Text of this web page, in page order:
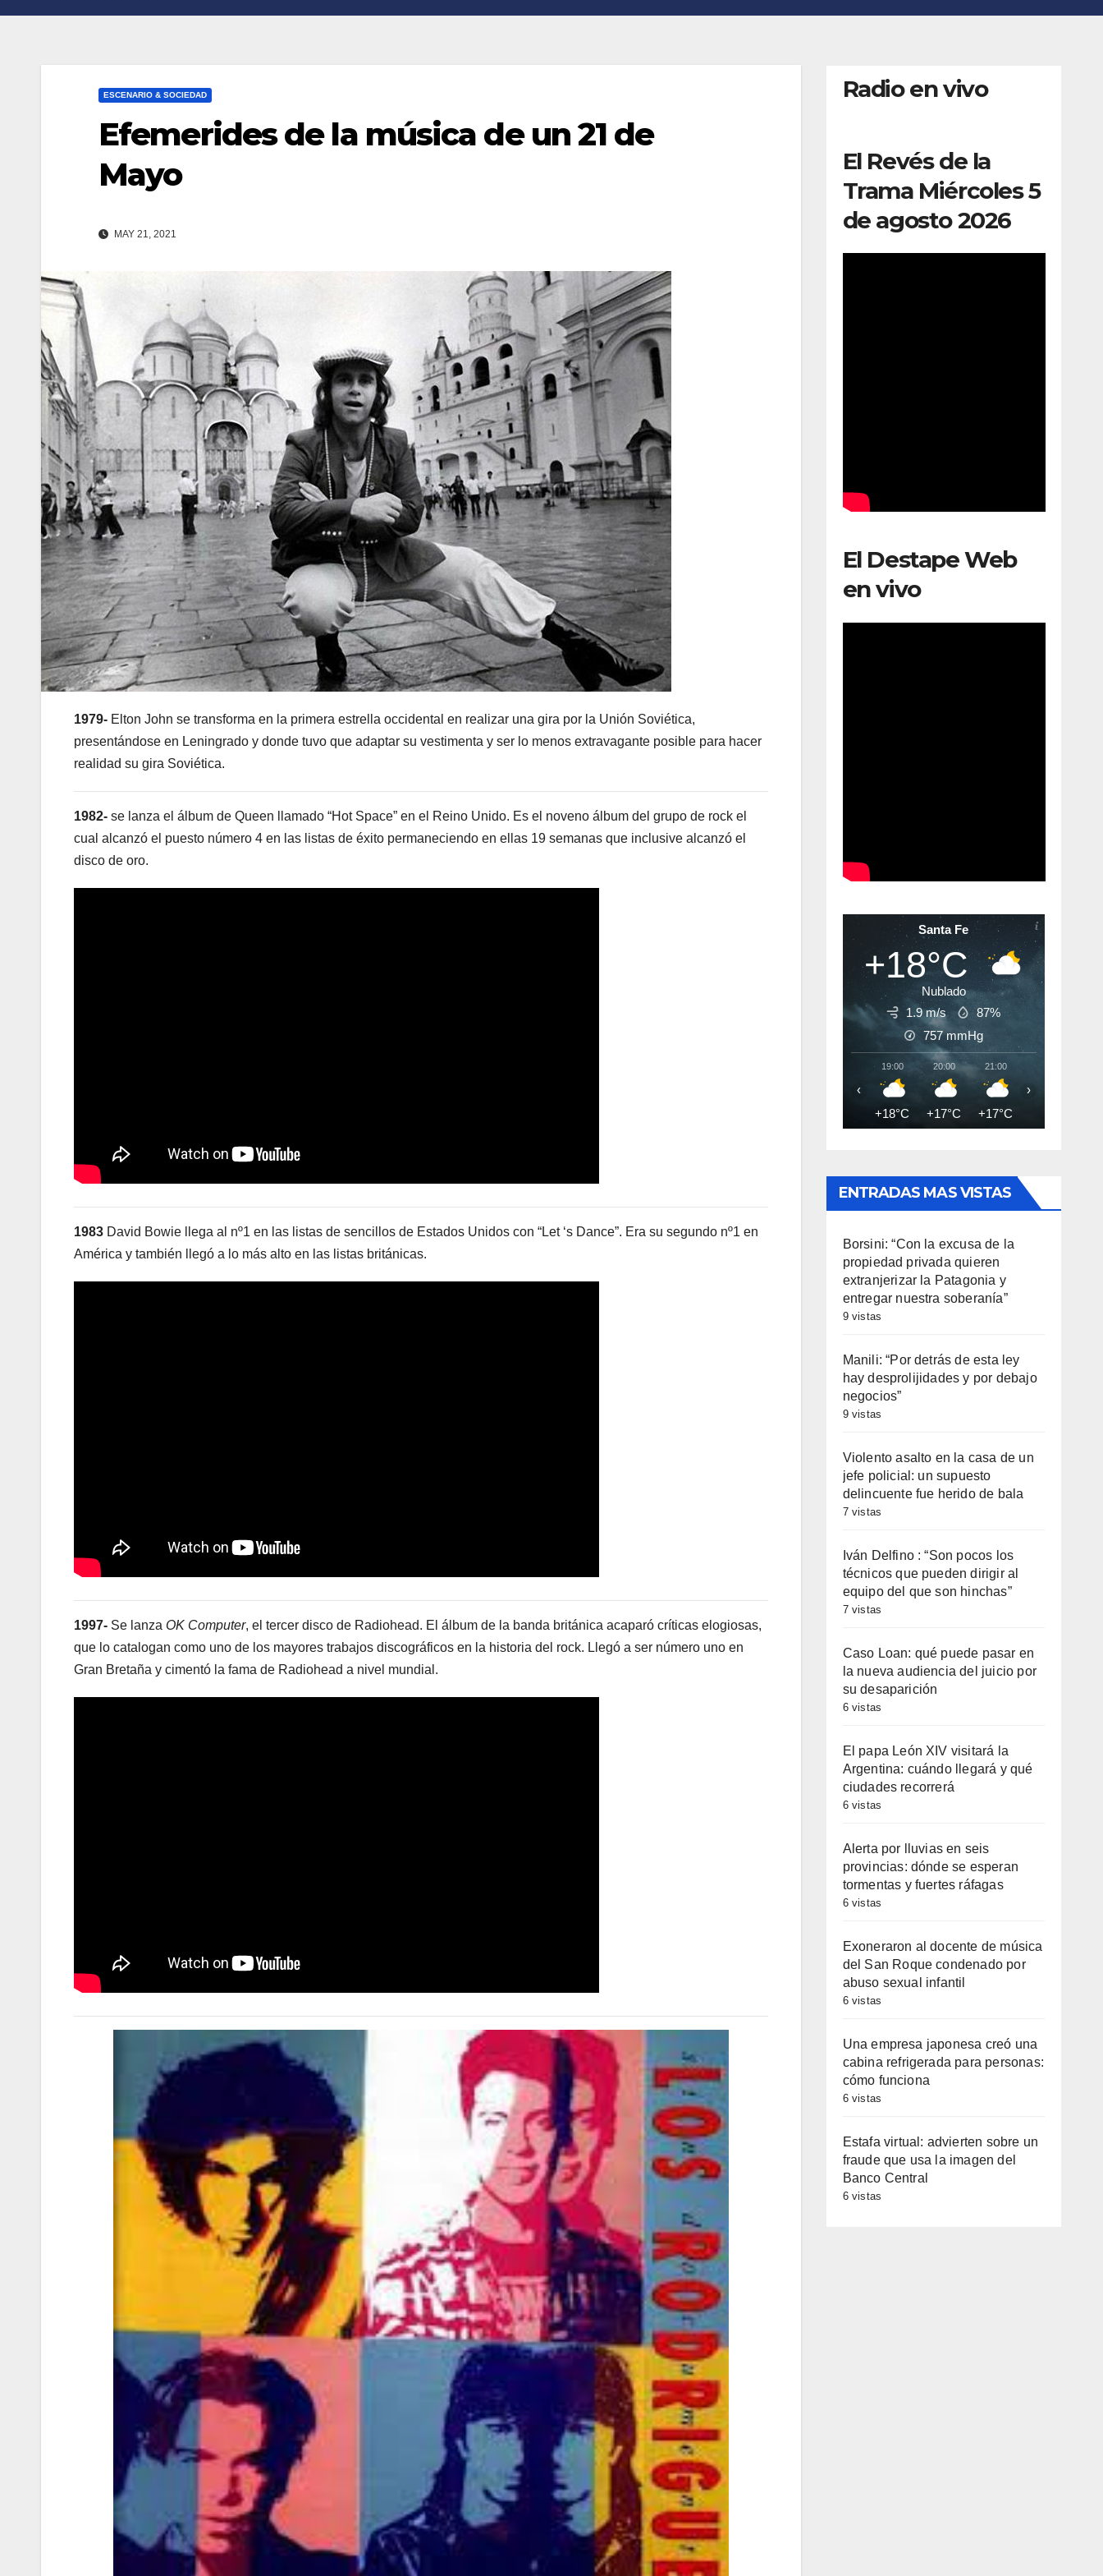
ESCENARIO & SOCIEDAD
Efemerides de la música de un 21 de
Mayo
MAY 21, 2021
1979- Elton John se transforma en la primera estrella occidental en realizar una gira por la Unión Soviética,
presentándose en Leningrado y donde tuvo que adaptar su vestimenta y ser lo menos extravagante posible para hacer
realidad su gira Soviética.
1982- se lanza el álbum de Queen llamado “Hot Space” en el Reino Unido. Es el noveno álbum del grupo de rock el
cual alcanzó el puesto número 4 en las listas de éxito permaneciendo en ellas 19 semanas que inclusive alcanzó el
disco de oro.
1983 David Bowie llega al nº1 en las listas de sencillos de Estados Unidos con “Let ‘s Dance”. Era su segundo nº1 en
América y también llegó a lo más alto en las listas británicas.
1997- Se lanza OK Computer, el tercer disco de Radiohead. El álbum de la banda británica acaparó críticas elogiosas,
que lo catalogan como uno de los mayores trabajos discográficos en la historia del rock. Llegó a ser número uno en
Gran Bretaña y cimentó la fama de Radiohead a nivel mundial.
Radio en vivo
El Revés de la
Trama Miércoles 5
de agosto 2026
El Destape Web
en vivo
Santa Fe
+18°C
Nublado
1.9 m/s
87%
757mmHg
19:00
+18°C
20:00
+17°C
21:00
+17°C
‹ ›
ENTRADAS MAS VISTAS
Borsini: “Con la excusa de la
propiedad privada quieren
extranjerizar la Patagonia y
entregar nuestra soberanía”
9 vistas
Manili: “Por detrás de esta ley
hay desprolijidades y por debajo
negocios”
9 vistas
Violento asalto en la casa de un
jefe policial: un supuesto
delincuente fue herido de bala
7 vistas
Iván Delfino : “Son pocos los
técnicos que pueden dirigir al
equipo del que son hinchas”
7 vistas
Caso Loan: qué puede pasar en
la nueva audiencia del juicio por
su desaparición
6 vistas
El papa León XIV visitará la
Argentina: cuándo llegará y qué
ciudades recorrerá
6 vistas
Alerta por lluvias en seis
provincias: dónde se esperan
tormentas y fuertes ráfagas
6 vistas
Exoneraron al docente de música
del San Roque condenado por
abuso sexual infantil
6 vistas
Una empresa japonesa creó una
cabina refrigerada para personas:
cómo funciona
6 vistas
Estafa virtual: advierten sobre un
fraude que usa la imagen del
Banco Central
6 vistas
n